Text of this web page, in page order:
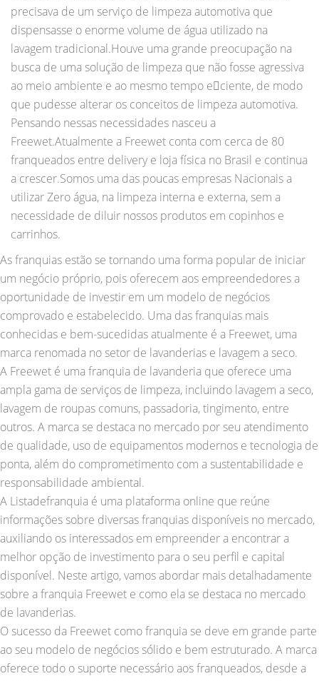
precisava de um serviço de limpeza automotiva que
dispensasse o enorme volume de água utilizado na
lavagem tradicional.Houve uma grande preocupação na
busca de uma solução de limpeza que não fosse agressiva
ao meio ambiente e ao mesmo tempo eciente, de modo
que pudesse alterar os conceitos de limpeza automotiva.
Pensando nessas necessidades nasceu a
Freewet.Atualmente a Freewet conta com cerca de 80
franqueados entre delivery e loja física no Brasil e continua
a crescer.Somos uma das poucas empresas Nacionais a
utilizar Zero água, na limpeza interna e externa, sem a
necessidade de diluir nossos produtos em copinhos e
carrinhos.
As franquias estão se tornando uma forma popular de iniciar
um negócio próprio, pois oferecem aos empreendedores a
oportunidade de investir em um modelo de negócios
comprovado e estabelecido. Uma das franquias mais
conhecidas e bem-sucedidas atualmente é a Freewet, uma
marca renomada no setor de lavanderias e lavagem a seco.
A Freewet é uma franquia de lavanderia que oferece uma
ampla gama de serviços de limpeza, incluindo lavagem a seco,
lavagem de roupas comuns, passadoria, tingimento, entre
outros. A marca se destaca no mercado por seu atendimento
de qualidade, uso de equipamentos modernos e tecnologia de
ponta, além do comprometimento com a sustentabilidade e
responsabilidade ambiental.
A Listadefranquia é uma plataforma online que reúne
informações sobre diversas franquias disponíveis no mercado,
auxiliando os interessados em empreender a encontrar a
melhor opção de investimento para o seu perfil e capital
disponível. Neste artigo, vamos abordar mais detalhadamente
sobre a franquia Freewet e como ela se destaca no mercado
de lavanderias.
O sucesso da Freewet como franquia se deve em grande parte
ao seu modelo de negócios sólido e bem estruturado. A marca
oferece todo o suporte necessário aos franqueados, desde a